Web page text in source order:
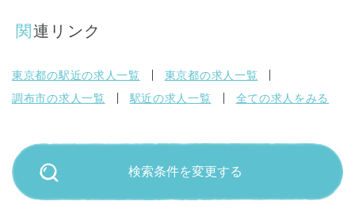
関連リンク
東京都の駅近の求人一覧
東京都の求人一覧
調布市の求人一覧
駅近の求人一覧 全ての求人をみる
検索条件を変更する